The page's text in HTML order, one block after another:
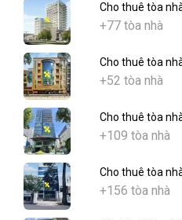
Cho thuê tòa
+77 tòa nhà
Cho thuê tòa
+52 tòa nhà
Cho thuê tòa
+109 tòa nhà
Cho thuê tòa
+156 tòa nhà